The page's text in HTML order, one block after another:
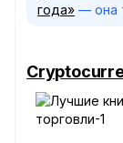
года» — она